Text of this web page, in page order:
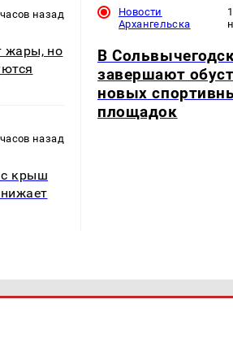
назад
жары, но
назад
крыш
Новости
Архангельска
В
завершают
новых
площадок